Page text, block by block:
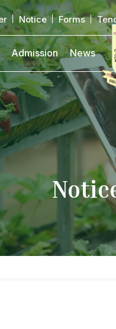
Notice Forms
Admission News